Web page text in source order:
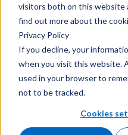
visitors both on this website
find out more about the
Privacy Policy
If you decline, your
when you visit this website.
used in your browser to
not to be tracked.
Cookies
Qué es un SOC:
contratar uno?
¿Qué es un SOC?